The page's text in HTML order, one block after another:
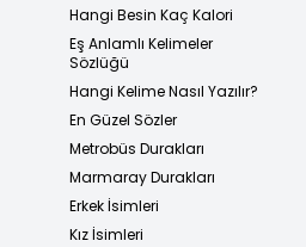
Hangi Besin Kaç Kalori
Eş Anlamlı Kelimeler
Sözlüğü
Hangi Kelime Nasıl Yazılır?
En Güzel Sözler
Metrobüs Durakları
Marmaray Durakları
Erkek İsimleri
Kız İsimleri